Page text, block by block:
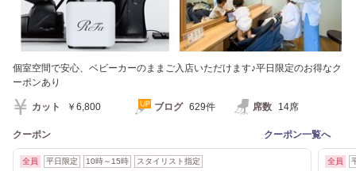
個室空間で安心、ベビーカーのままご入店いただけます♪平日限定のお得なク
ーポンあり
カット ￥6,800 ブログ 629件 席数 14席
クーポン クーポン一覧へ
全員 平日限定 10時～15時 スタイリスト指定 全員